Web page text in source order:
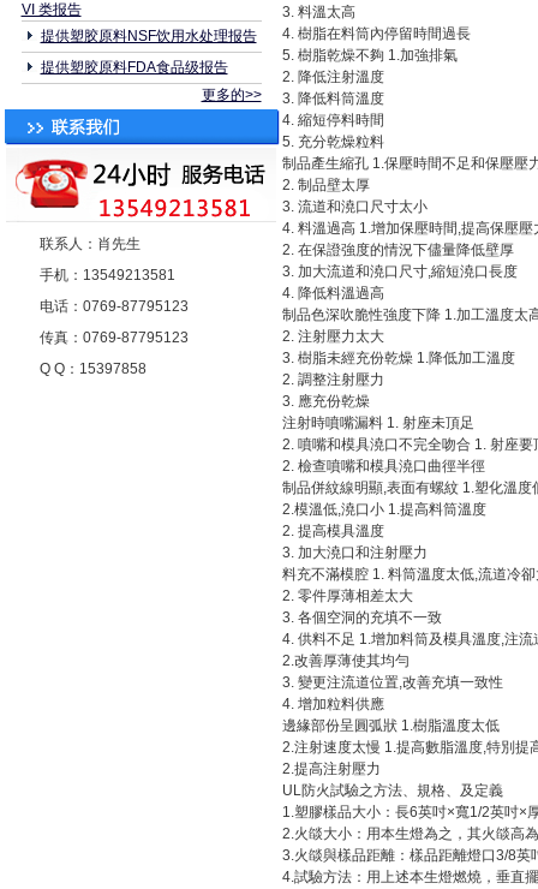
VI 类报告
提供塑胶原料NSF饮用水处理报告
提供塑胶原料FDA食品级报告
更多的>>
联系人：肖先生
手机：13549213581
电话：0769-87795123
传真：0769-87795123
Q Q：15397858
3. 料溫太高
4. 樹脂在料筒內停留時間過長
5. 樹脂乾燥不夠 1.加強排氣
2. 降低注射溫度
3. 降低料筒溫度
4. 縮短停料時間
5. 充分乾燥粒料
制品產生縮孔 1.保壓時間不足和保壓壓
2. 制品壁太厚
3. 流道和澆口尺寸太小
4. 料溫過高 1.增加保壓時間,提高保壓壓
2. 在保證強度的情況下儘量降低壁厚
3. 加大流道和澆口尺寸,縮短澆口長度
4. 降低料溫過高
制品色深吹脆性強度下降 1.加工溫度太
2. 注射壓力太大
3. 樹脂未經充份乾燥 1.降低加工溫度
2. 調整注射壓力
3. 應充份乾燥
注射時噴嘴漏料 1. 射座未頂足
2. 噴嘴和模具澆口不完全吻合 1. 射座要
2. 檢查噴嘴和模具澆口曲徑半徑
制品併紋線明顯,表面有螺紋 1.塑化溫度
2.模溫低,澆口小 1.提高料筒溫度
2. 提高模具溫度
3. 加大澆口和注射壓力
料充不滿模腔 1. 料筒溫度太低,流道冷
2. 零件厚薄相差太大
3. 各個空洞的充填不一致
4. 供料不足 1.增加料筒及模具溫度,注流
2.改善厚薄使其均勻
3. 變更注流道位置,改善充填一致性
4. 增加粒料供應
邊緣部份呈圓弧狀 1.樹脂溫度太低
2.注射速度太慢 1.提高數脂溫度,特別提
2.提高注射壓力
UL防火試驗之方法、規格、及定義
1.塑膠樣品大小：長6英吋×寬1/2英吋×
2.火燄大小：用本生燈為之，其火燄高
3.火燄與樣品距離：樣品距離燈口3/8英
4.試驗方法：用上述本生燈燃燒，垂直